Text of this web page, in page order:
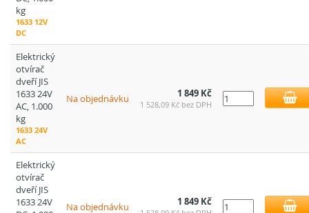
kg
1633 12V
DC
Elektrický
otvírač
dveří JIS
1633 24V
AC, 1.000
kg
1633 24V
AC
Na objednávku 1 849 Kč
1 528,09 Kč bez DPH
Elektrický
otvírač
dveří JIS
1633 24V
Na objednávku 1 849 Kč